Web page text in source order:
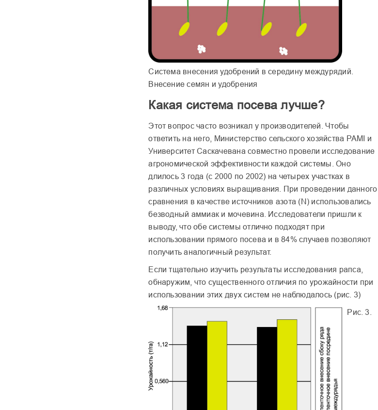
Система внесения удобрений в середину междурядий.
Внесение семян и удобрения
Какая система посева лучше?
Этот вопрос часто возникал у производителей. Чтобы
ответить на него, Министерство сельского хозяйства PAMI и
Университет Саскачевана совместно провели исследование
агрономической эффективности каждой системы. Оно
длилось 3 года (с 2000 по 2002) на четырех участках в
различных условиях выращивания. При проведении данного
сравнения в качестве источников азота (N) использовались
безводный аммиак и мочевина. Исследователи пришли к
выводу, что обе системы отлично подходят при
использовании прямого посева и в 84% случаев позволяют
получить аналогичный результат.
Если тщательно изучить результаты исследования рапса,
обнаружим, что существенного отличия по урожайности при
использовании этих двух систем не наблюдалось (рис. 3)
Рис. 3.
КВІТЕНЬ 2026